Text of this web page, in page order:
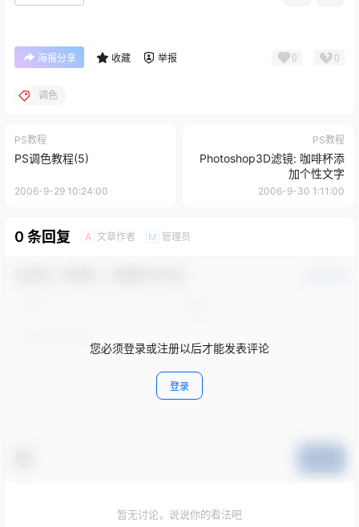
海报分享 收藏 举报 0 0
调色
PS教程
PS调色教程(5)
2006-9-29 10:24:00
PS教程
Photoshop3D滤镜: 咖啡杯添
加个性文字
2006-9-30 1:11:00
0 条回复 A 文章作者 M 管理员
您必须登录或注册以后才能发表评论
登录
暂无讨论，说说你的看法吧